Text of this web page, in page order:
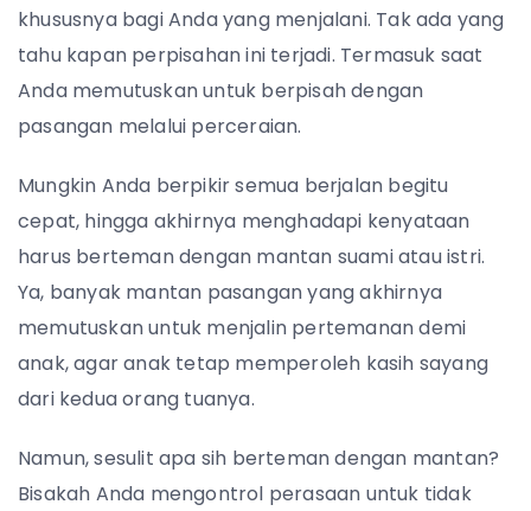
khususnya bagi Anda yang menjalani. Tak ada yang
tahu kapan perpisahan ini terjadi. Termasuk saat
Anda memutuskan untuk berpisah dengan
pasangan melalui perceraian.
Mungkin Anda berpikir semua berjalan begitu
cepat, hingga akhirnya menghadapi kenyataan
harus berteman dengan mantan suami atau istri.
Ya, banyak mantan pasangan yang akhirnya
memutuskan untuk menjalin pertemanan demi
anak, agar anak tetap memperoleh kasih sayang
dari kedua orang tuanya.
Namun, sesulit apa sih berteman dengan mantan?
Bisakah Anda mengontrol perasaan untuk tidak